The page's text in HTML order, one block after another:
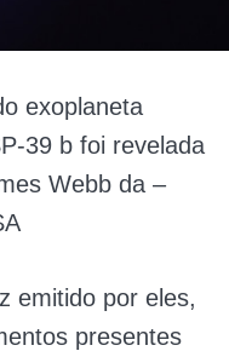
exoplaneta
39 b foi revelada
Webb da –
emitido por eles,
presentes